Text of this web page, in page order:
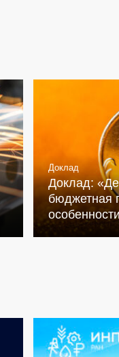
Доклад
Доклад:
бюджетная